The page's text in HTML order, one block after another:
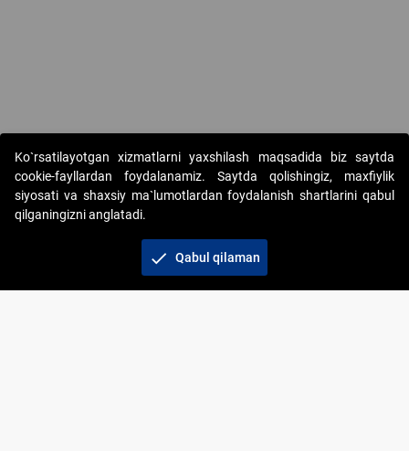
Copyright © 2017-2026. "Elektron onlayn-auksionlarni
tashkil etish" AJ. Barcha huquqlar himoyalangan
Ko`rsatilayotgan xizmatlarni yaxshilash maqsadida biz saytda
cookie-fayllardan foydalanamiz. Saytda qolishingiz, maxfiylik
siyosati va shaxsiy ma`lumotlardan foydalanish shartlarini qabul
qilganingizni anglatadi.
check Qabul qilaman